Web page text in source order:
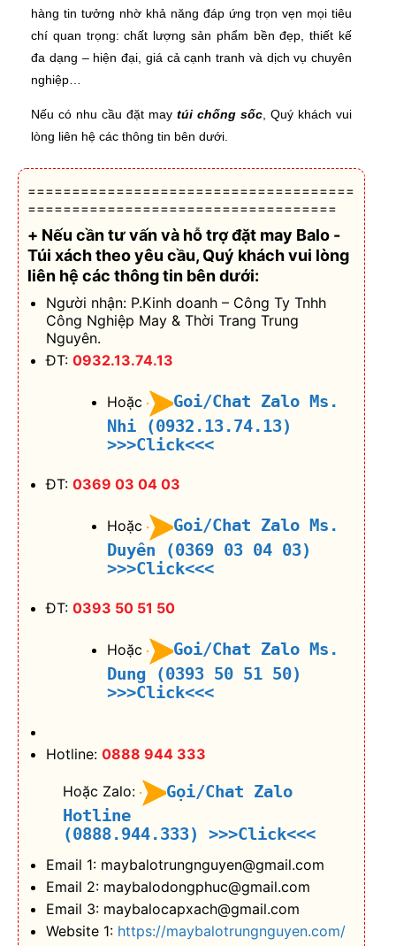
hàng tin tưởng nhờ khả năng đáp ứng trọn vẹn mọi tiêu
chí quan trọng: chất lượng sản phẩm bền đẹp, thiết kế
đa dạng – hiện đại, giá cả cạnh tranh và dịch vụ chuyên
nghiệp…
Nếu có nhu cầu đặt may túi chống sốc, Quý khách vui
lòng liên hệ các thông tin bên dưới.
=====================================
===================================
+ Nếu cần tư vấn và hỗ trợđặt may Balo -
Túi xách theo yêu cầu, Quý khách vui lòng
liên hệ các thông tin bên dưới:
Người nhận: P.Kinh doanh – Công Ty Tnhh
Công Nghiệp May & Thời Trang Trung
Nguyên.
ĐT: 0932.13.74.13
Hoặc
Goi/Chat Zalo Ms.
Nhi (0932.13.74.13)
>>>Click<<<
ĐT: 0369 03 04 03
Hoặc
Goi/Chat Zalo Ms.
Duyên (0369 03 04 03)
>>>Click<<<
ĐT: 0393 50 51 50
Hoặc
Goi/Chat Zalo Ms.
Dung (0393 50 51 50)
>>>Click<<<
Hotline: 0888 944 333
Hoặc Zalo:
Gọi/Chat Zalo
Hotline
(0888.944.333)
>>>Click<<<
Email 1: maybalotrungnguyen@gmail.com
Email 2: maybalodongphuc@gmail.com
Email 3: maybalocapxach@gmail.com
Website 1: https://maybalotrungnguyen.com/